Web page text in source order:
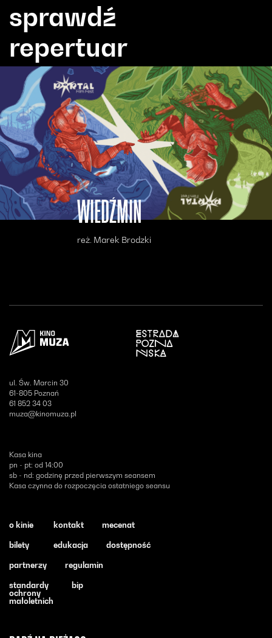
WIEDŹMIN
reż. Marek Brodzki
sprawdź
repertuar
Otwiera się w nowym oknie
ul. Św. Marcin 30
61-805 Poznań
61 852 34 03
muza@kinomuza.pl
Kasa kina
pn - pt: od 14:00
sb - nd: godzinę przed pierwszym seansem
Kasa czynna do rozpoczęcia ostatniego seansu
o kinie kontakt mecenat
bilety edukacja dostępność
partnerzy regulamin
standardy
ochrony
małoletnich
bip